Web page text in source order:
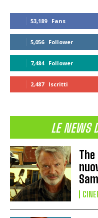
53,189 Fans
5,056 Follower
7,484 Follower
2,487 Iscritti
LE NEWS